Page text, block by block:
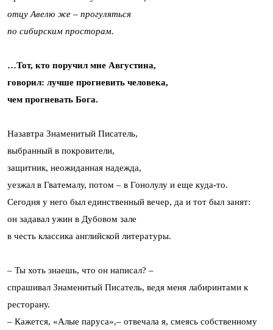
отцу Авелю же – прогуляться
по сибирским просторам.
…Тот, кто поручил мне Августина,
говорил: лучше прогневить человека,
чем прогневать Бога.
Назавтра Знаменитый Писатель,
выбранный в покровители,
защитник, неожиданная надежда,
уезжал в Гватемалу, потом – в Гонолулу и еще куда-то.
Сегодня у него был единственный вечер, да и тот был занят:
он задавал ужин в Дубовом зале
в честь классика английской литературы.
– Ты хоть знаешь, что он написал? –
спрашивал Знаменитый Писатель, ведя меня лабиринтами к
ресторану.
– Кажется, «Алые паруса»,– отвечала я, смеясь собственному